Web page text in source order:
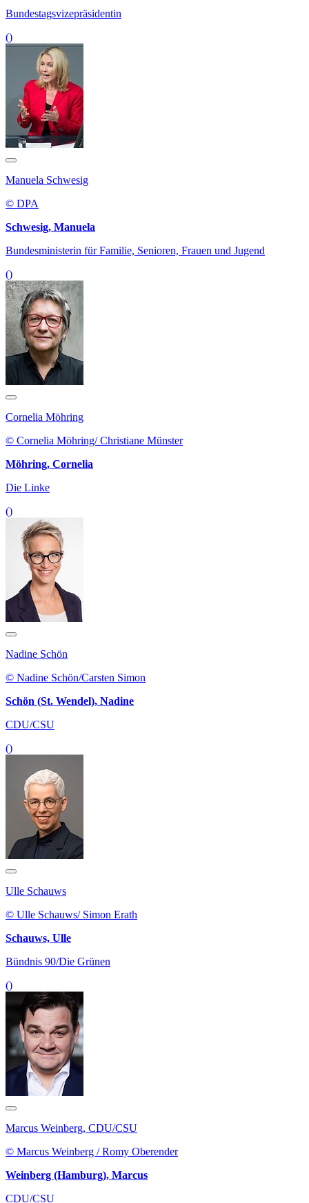
Bundestagsvizepräsidentin
()
Manuela Schwesig
© DPA
Schwesig, Manuela
Bundesministerin für Familie, Senioren, Frauen und Jugend
()
Cornelia Möhring
© Cornelia Möhring/ Christiane Münster
Möhring, Cornelia
Die Linke
()
Nadine Schön
© Nadine Schön/Carsten Simon
Schön (St. Wendel), Nadine
CDU/CSU
()
Ulle Schauws
© Ulle Schauws/ Simon Erath
Schauws, Ulle
Bündnis 90/Die Grünen
()
Marcus Weinberg, CDU/CSU
© Marcus Weinberg / Romy Oberender
Weinberg (Hamburg), Marcus
CDU/CSU